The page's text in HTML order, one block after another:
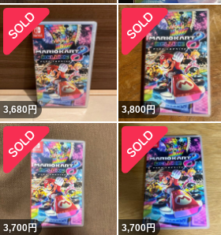
3,680円 3,800円
3,700円 3,700円